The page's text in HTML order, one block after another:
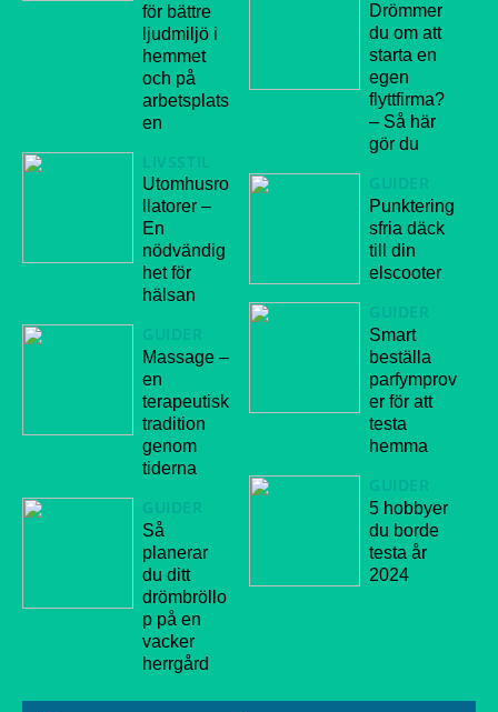
för bättre
ljudmiljö i
hemmet
och på
arbetsplats
en
LIVSSTIL
Utomhusro
llatorer –
En
nödvändig
het för
hälsan
GUIDER
Massage –
en
terapeutisk
tradition
genom
tiderna
GUIDER
Så
planerar
du ditt
drömbröllo
p på en
vacker
herrgård
Drömmer
du om att
starta en
egen
flyttfirma?
– Så här
gör du
GUIDER
Punktering
sfria däck
till din
elscooter
GUIDER
Smart
beställa
parfymprov
er för att
testa
hemma
GUIDER
5 hobbyer
du borde
testa år
2024